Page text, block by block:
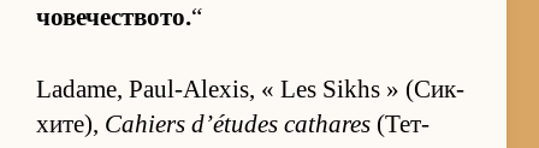
чо­ве­чес­т­во­то.“
Ladame, Paul-Alexis, « Les Sikhs » (Сик­
хи­те), Cahiers d’études cathares (Тет­